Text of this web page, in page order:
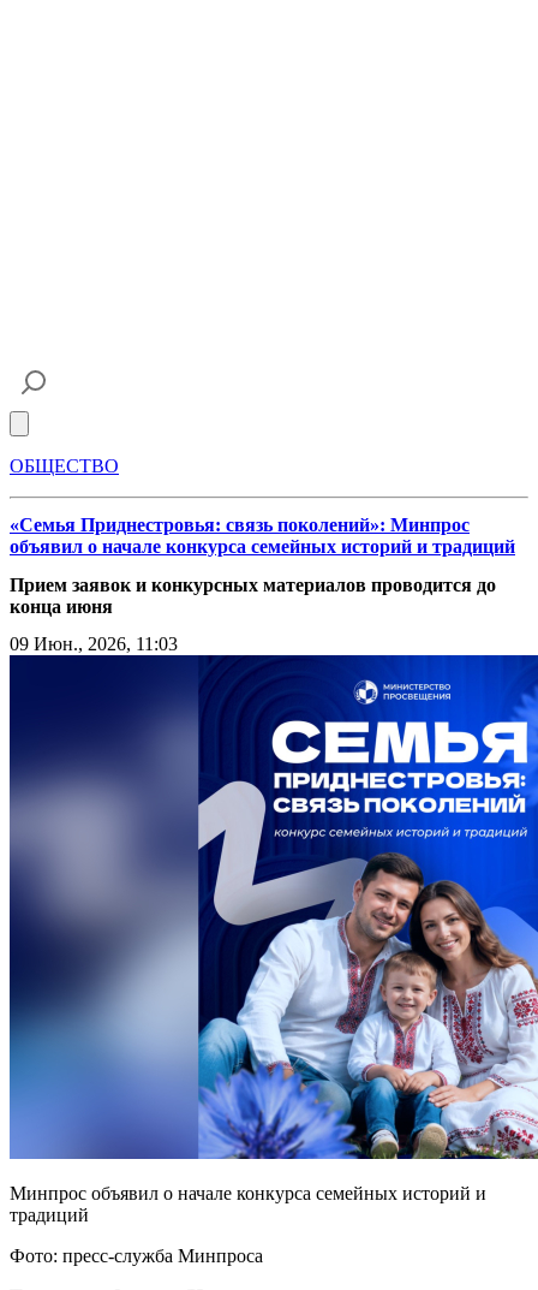
ОБЩЕСТВО
«Семья Приднестровья: связь поколений»: Минпрос
объявил о начале конкурса семейных историй и традиций
Прием заявок и конкурсных материалов проводится до
конца июня
09 Июн., 2026, 11:03
Минпрос объявил о начале конкурса семейных историй и
традиций
Фото: пресс-служба Минпроса